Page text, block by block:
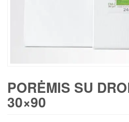
PORĖMIS SU
30×90